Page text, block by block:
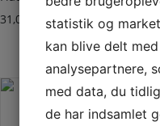
29,00DKK
–
31,00 DKKstatistik og
kan blive delt
analysepartnere,
med data, du
de har indsamlet